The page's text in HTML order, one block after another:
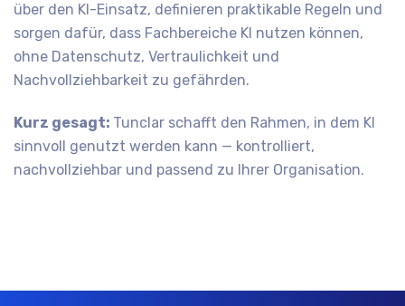
über den KI-Einsatz, definieren praktikable Regeln und
sorgen dafür, dass Fachbereiche KI nutzen können,
ohne Datenschutz, Vertraulichkeit und
Nachvollziehbarkeit zu gefährden.
Kurz gesagt: Tunclar schafft den Rahmen, in dem KI
sinnvoll genutzt werden kann — kontrolliert,
nachvollziehbar und passend zu Ihrer Organisation.